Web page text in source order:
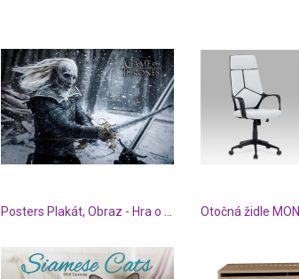
Otočná židle